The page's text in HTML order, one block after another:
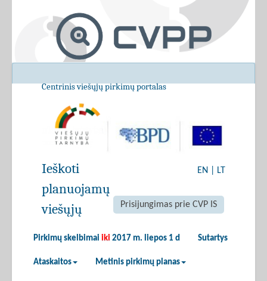
Centrinis viešųjų pirkimų portalas
EN LT
Prisijungimas prie CVP IS
Pirkimų skelbimai iki 2017 m. liepos 1 d Sutartys
Ataskaitos Metinis pirkimų planas
Ieškoti
planuojamų
viešųjų